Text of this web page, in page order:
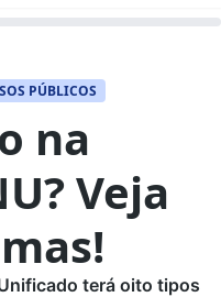
PÚBLICOS
na
Veja
terá oito tipos